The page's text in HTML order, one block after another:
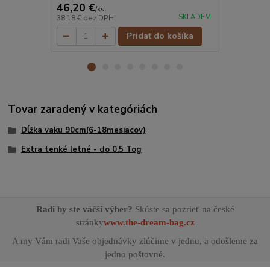
46,20 €/ks
38,18 € bez DPH SKLADEM
Pridať do košíka
Tovar zaradený v kategóriách
Dĺžka vaku 90cm(6-18mesiacov)
Extra tenké letné - do 0.5 Tog
Radi by ste väčší výber? Skúste sa pozrieť na české
stránkywww.the-dream-bag.cz
A my Vám radi Vaše objednávky zlúčime v jednu, a odošleme za
jedno poštovné.